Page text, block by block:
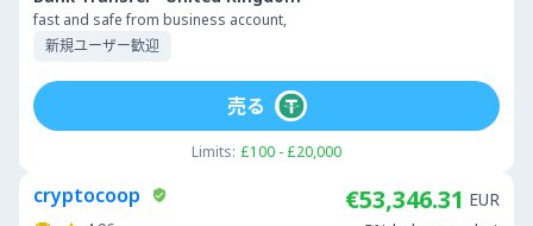
fast and safe from business account,
新規ユーザー歓迎
Limits: £100 - £20,000
売る
cryptocoop €53,346.31 EUR